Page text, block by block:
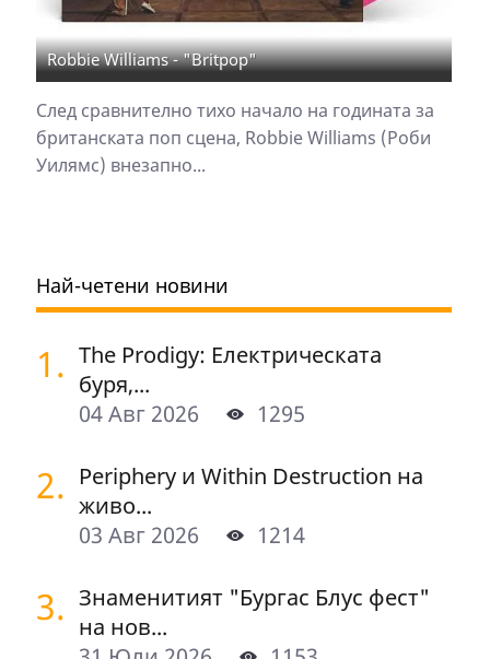
Robbie Williams - "Britpop"
След сравнително тихо начало на годината за
британската поп сцена, Robbie Williams (Роби
Уилямс) внезапно...
Най-четени новини
1. The Prodigy: Електрическата
буря,...
04 Авг 2026
1295
2. Periphery и Within Destruction на
живо...
03 Авг 2026
1214
3. Знаменитият "Бургас Блус фест"
на нов...